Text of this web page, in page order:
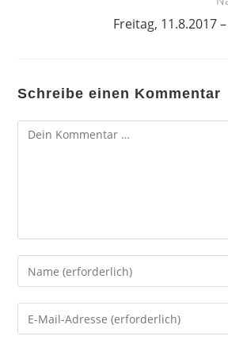
Freitag, 11.8.2017
Schreibe einen Kommentar
Kommentar
Gib
deinen
Namen
oder
Gib
deine